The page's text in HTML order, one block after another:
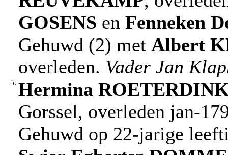
GOSENS en Fenneken
Gehuwd (2) met Albert
overleden. Vader Jan
5. Hermina
Gorssel, overleden jan-
Gehuwd op 22-jarige